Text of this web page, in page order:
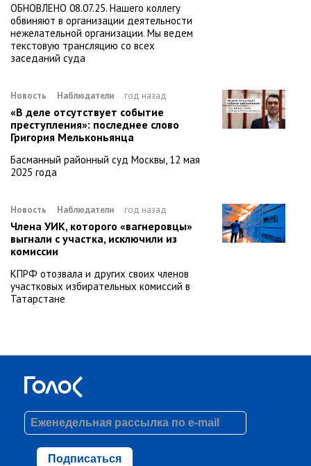
ОБНОВЛЕНО 08.07.25. Нашего коллегу
обвиняют в организации деятельности
нежелательной организации. Мы ведем
текстовую трансляцию со всех
заседаний суда
Новость Наблюдатели год назад
«В деле отсутствует событие
преступления»: последнее слово
Григория Мельконьянца
Басманный районный суд Москвы, 12 мая
2025 года
Новость Наблюдатели год назад
Члена УИК, которого «вагнеровцы»
выгнали с участка, исключили из
комиссии
КПРФ отозвала и других своих членов
участковых избирательных комиссий в
Татарстане
Подписаться